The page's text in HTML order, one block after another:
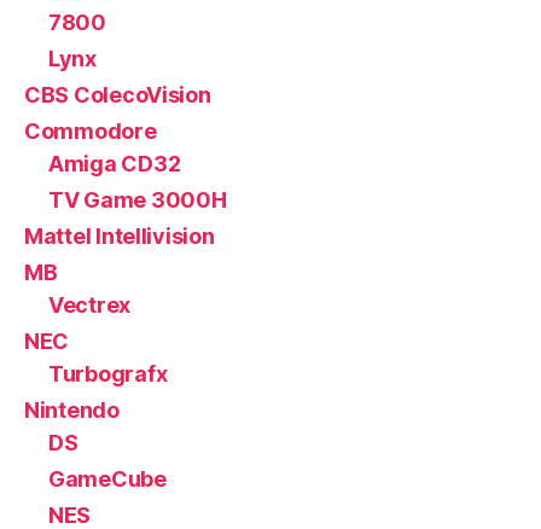
7800
Lynx
CBS ColecoVision
Commodore
Amiga CD32
TV Game 3000H
Mattel Intellivision
MB
Vectrex
NEC
Turbografx
Nintendo
DS
GameCube
NES